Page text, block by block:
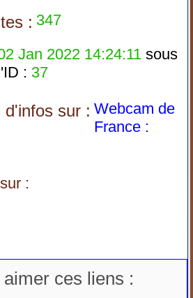
: 347
Jan 2022 14:24:11 sous
: 37
d'infos sur : Webcam de
France :
:
ces liens :